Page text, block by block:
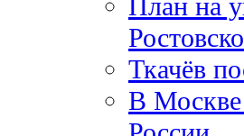
План на
Ткачёв
В Москве